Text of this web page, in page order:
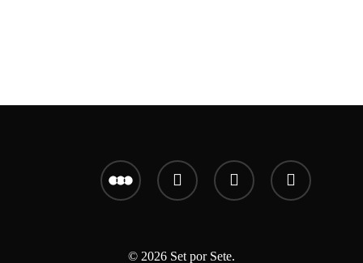
letterboxd youtube instagram email
© 2026 Set por Sete.